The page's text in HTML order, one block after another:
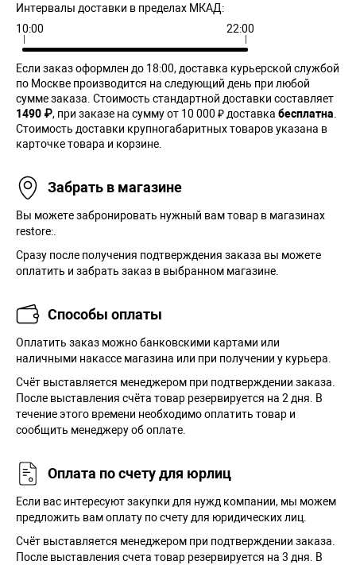
Интервалы доставки в пределах МКАД:
10:00
22:00
Если заказ оформлен до 18:00, доставка курьерской службой
по Москве производится на следующий день при любой
сумме заказа. Cтоимость стандартной доставки составляет
1490 ₽, при заказе на сумму от 10 000 ₽ доставка бесплатна
Стоимость доставки крупногабаритных товаров указана в
карточке товара и корзине.
Забрать в магазине
Вы можете забронировать нужный вам товар в магазинах
restore:.
Сразу после получения подтверждения заказа вы можете
оплатить и забрать заказ в выбранном магазине.
Способы оплаты
Оплатить заказ можно банковскими картами или
наличными накассе магазина или при получении у курьера.
Cчёт выставляется менеджером при подтверждении заказа.
После выставления счёта товар резервируется на 2 дня. В
течение этого времени необходимо оплатить товар и
сообщить менеджеру об оплате.
Оплата по счету для юрлиц
Если вас интересуют закупки для нужд компании, мы можем
предложить вам оплату по счету для юридических лиц.
Счёт выставляется менеджером при подтверждении заказа.
После выставления счета товар резервируется на 3 дня. В